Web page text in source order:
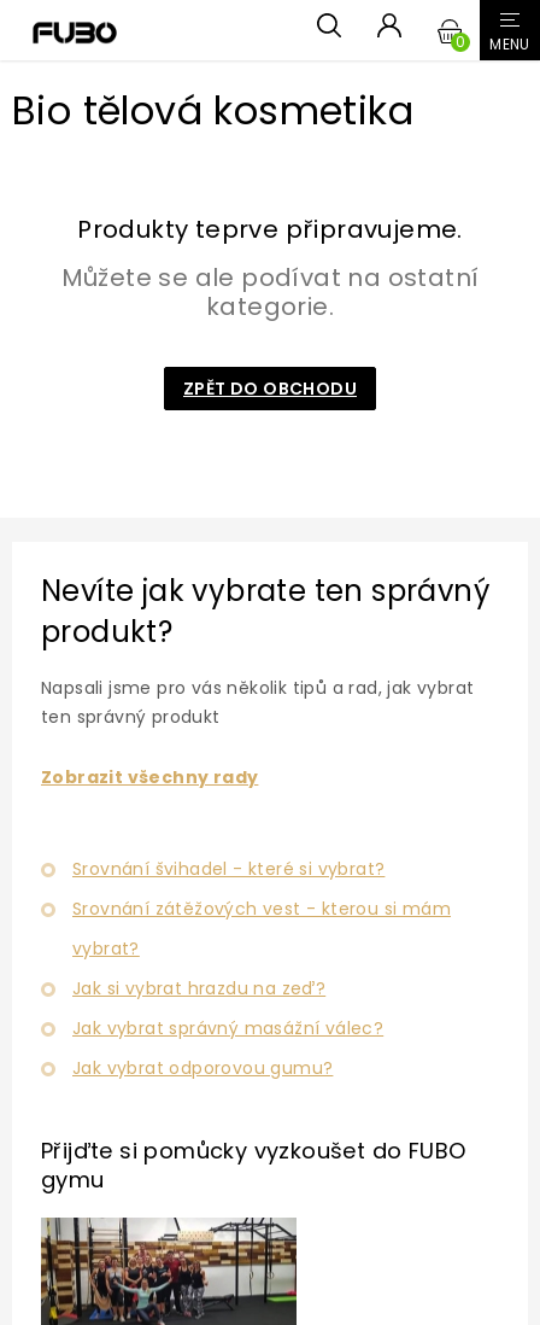
Bio tělová kosmetika
Produkty teprve připravujeme.
Můžete se ale podívat na ostatní
kategorie.
ZPĚT DO OBCHODU
Nevíte jak vybrate ten správný
produkt?
Napsali jsme pro vás několik tipů a rad, jak vybrat
ten správný produkt
Zobrazit všechny rady
Srovnání švihadel - které si vybrat?
Srovnání zátěžových vest - kterou si mám
vybrat?
Jak si vybrat hrazdu na zeď?
Jak vybrat správný masážní válec?
Jak vybrat odporovou gumu?
Přijďte si pomůcky vyzkoušet do FUBO
gymu